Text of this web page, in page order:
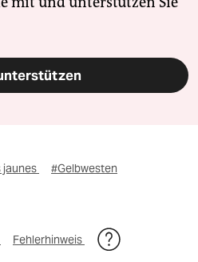
jaunes
#Gelbwesten
Fehlerhinweis